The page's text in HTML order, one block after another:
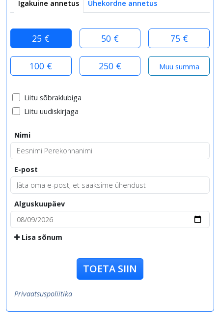
Igakuine annetus Ühekordne annetus
25 € 50 € 75 €
100 € 250 €
Liitu sõbraklubiga
Liitu uudiskirjaga
Nimi
E-post
Alguskuupäev
Lisa sõnum
TOETA SIIN
Privaatsuspoliitika